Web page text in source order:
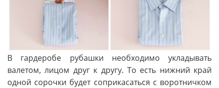
В гардеробе рубашки необходимо укладывать
валетом, лицом друг к другу. То есть нижний край
одной сорочки будет соприкасаться с воротничком